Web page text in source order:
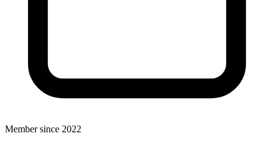
Member since 2022